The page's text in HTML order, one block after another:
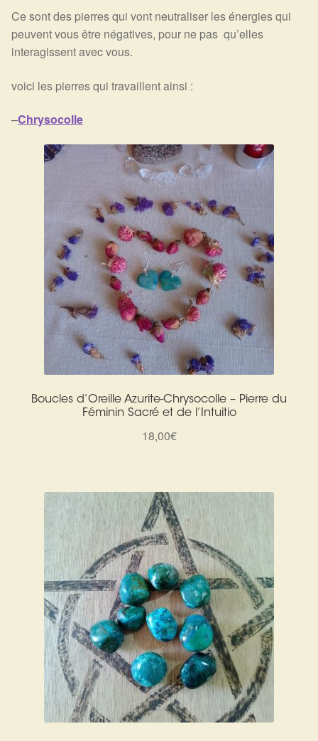
Ce sont des pierres qui vont neutraliser les énergies qui
peuvent vous être négatives, pour ne pas qu’elles
interagissent avec vous.
voici les pierres qui travaillent ainsi :
–Chrysocolle
Boucles d’Oreille Azurite-Chrysocolle – Pierre du
Féminin Sacré et de l’Intuitio
18,00€